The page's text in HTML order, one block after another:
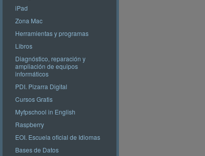
iPad
Zona Mac
Herramientas y programas
Libros
Diagnóstico, reparación y
ampliación de equipos
informáticos
PDI. Pizarra Digital
Cursos Gratis
Myfpschool in English
Raspberry
EOI. Escuela oficial de Idiomas
Bases de Datos